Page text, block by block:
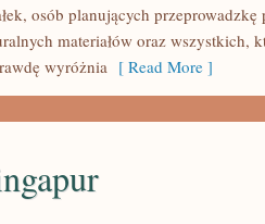
osób planujących
materiałów oraz wszystkich,
wyróżnia [ Read More ]